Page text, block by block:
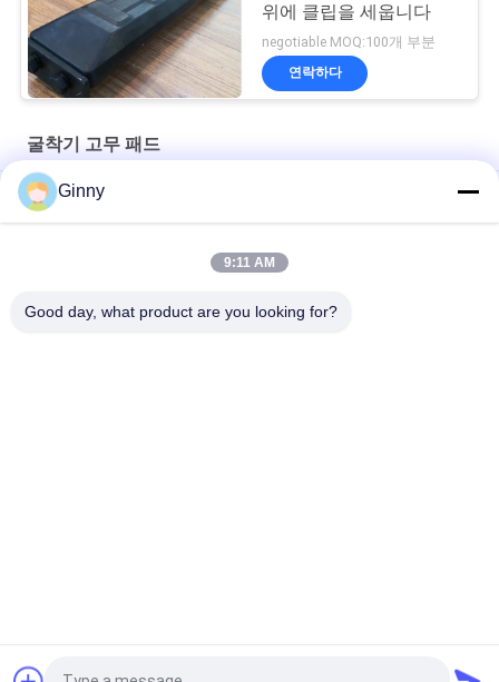
위에 클립을 세웁니다
negotiable MOQ:100개 부분
연락하다
굴착기 고무 패드
300x52.5x80/82/84/86/88/90 구간 부품 발굴기 고무 트랙
Ginny
9:11 AM
Good day, what product are you looking for?